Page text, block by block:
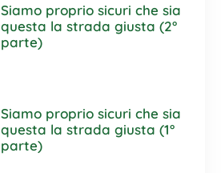
Siamo proprio sicuri che sia
questa la strada giusta (2°
parte)
Siamo proprio sicuri che sia
questa la strada giusta (1°
parte)